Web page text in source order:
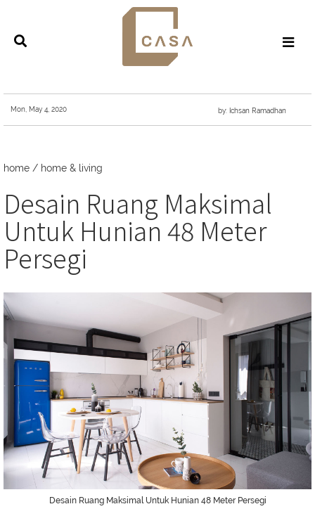
Mon, May 4, 2020 by: Ichsan Ramadhan
home / home & living
Desain Ruang Maksimal
Untuk Hunian 48 Meter
Persegi
Desain Ruang Maksimal Untuk Hunian 48 Meter Persegi